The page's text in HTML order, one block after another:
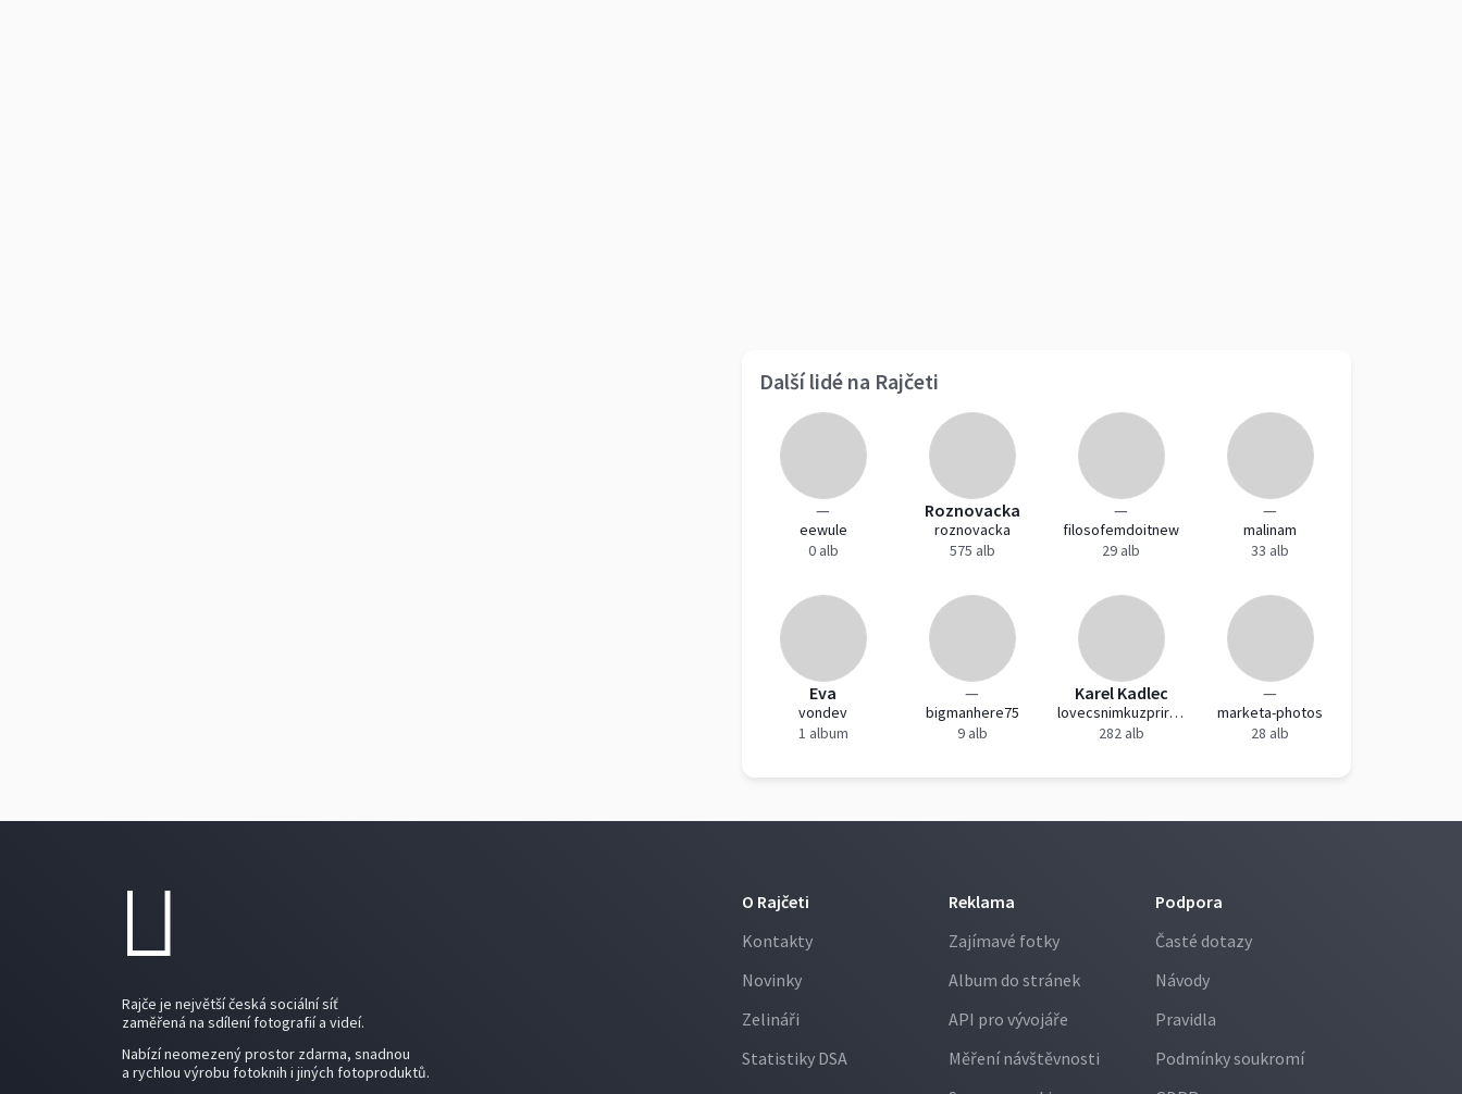
Další lidé na Rajčeti
—
eewule
0 alb
Roznovacka
roznovacka
575 alb
—
filosofemdoitnew
29 alb
—
malinam
33 alb
Eva
vondev
1 album
—
bigmanhere75
9 alb
Karel Kadlec
lovecsnimkuzprirody
282 alb
—
marketa-photos
28 alb
Rajče je největší česká sociální síť
zaměřená na sdílení fotografií a videí.
Nabízí neomezený prostor zdarma, snadnou
a rychlou výrobu fotoknih i jiných fotoproduktů.
O Rajčeti
Kontakty
Novinky
Zelináři
Statistiky DSA
Reklama
Zajímavé fotky
Album do stránek
API pro vývojáře
Měření návštěvnosti
Podpora
Časté dotazy
Návody
Pravidla
Podmínky soukromí